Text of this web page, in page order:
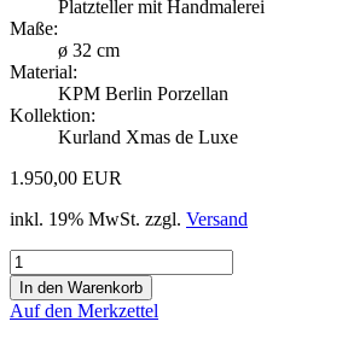
Platzteller mit Handmalerei
Maße:
ø 32 cm
Material:
KPM Berlin Porzellan
Kollektion:
Kurland Xmas de Luxe
1.950,00 EUR
inkl. 19% MwSt. zzgl. Versand
Auf den Merkzettel